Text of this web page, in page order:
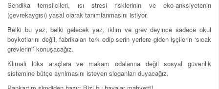
Sendika temsilcileri, ısı stresi risklerinin ve eko-anksiyetenin
(çevrekaygısı) yasal olarak tanımlanmasını istiyor.
Belki bu yaz, belki gelecek yaz, iklim ve grev deyince sadece okul
boykotlarını değil, fabrikaları terk edip serin yerlere giden işçilerin ‘sıcak
grevlerini’ konuşacağız.
Klimalı lüks araçlara ve makam odalarına değil sosyal güvenlik
sistemine bütçe ayrılmasını isteyen sloganları duyacağız.